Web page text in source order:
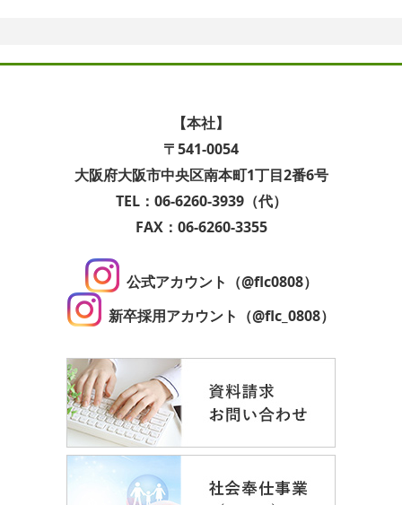
【本社】
〒541-0054
大阪府大阪市中央区南本町1丁目2番6号
TEL：06-6260-3939（代）
FAX：06-6260-3355
公式アカウント（@flc0808）
新卒採用アカウント（@flc_0808）